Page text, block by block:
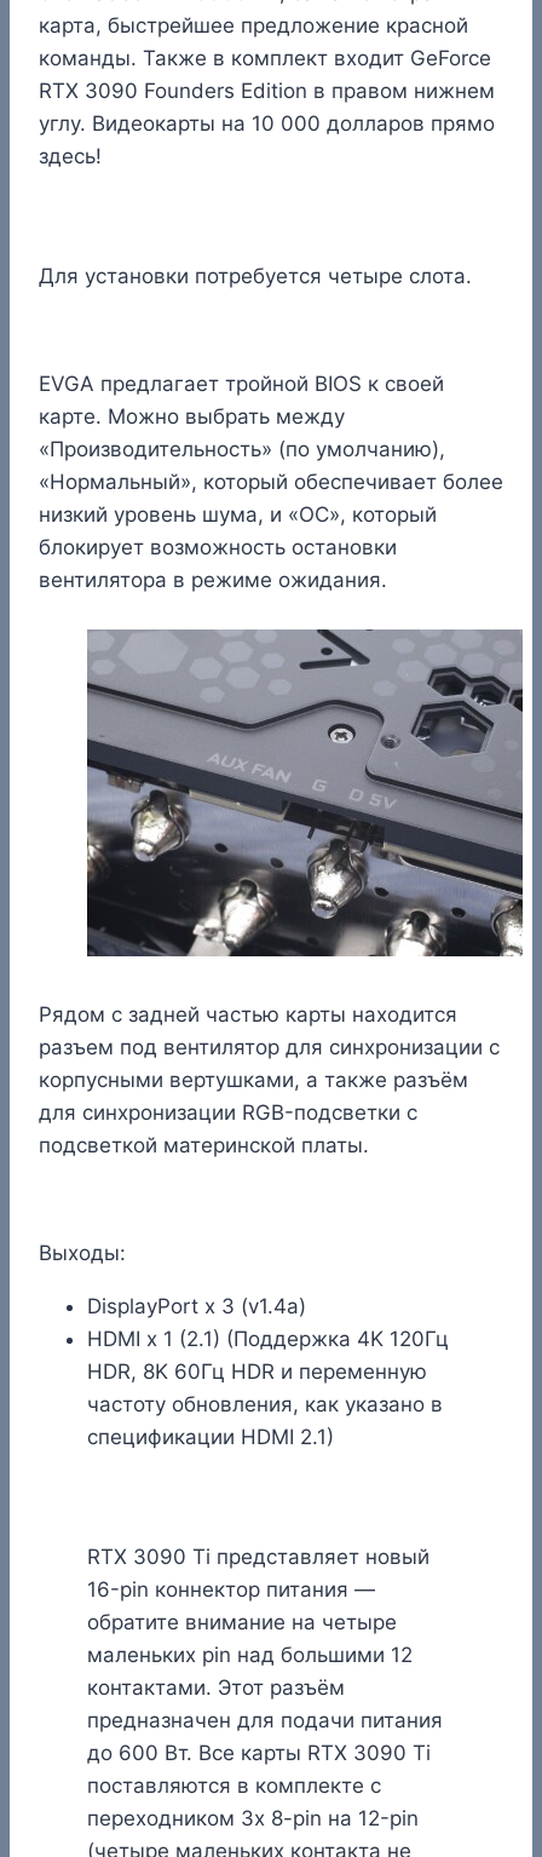
карта, быстрейшее предложение красной
команды. Также в комплект входит GeForce
RTX 3090 Founders Edition в правом нижнем
углу. Видеокарты на 10 000 долларов прямо
здесь!
Для установки потребуется четыре слота.
EVGA предлагает тройной BIOS к своей
карте. Можно выбрать между
«Производительность» (по умолчанию),
«Нормальный», который обеспечивает более
низкий уровень шума, и «OC», который
блокирует возможность остановки
вентилятора в режиме ожидания.
Рядом с задней частью карты находится
разъем под вентилятор для синхронизации с
корпусными вертушками, а также разъём
для синхронизации RGB-подсветки с
подсветкой материнской платы.
Выходы:
DisplayPort x 3 (v1.4a)
HDMI x 1 (2.1) (Поддержка 4K 120Гц
HDR, 8K 60Гц HDR и переменную
частоту обновления, как указано в
спецификации HDMI 2.1)
RTX 3090 Ti представляет новый
16-pin коннектор питания —
обратите внимание на четыре
маленьких pin над большими 12
контактами. Этот разъём
предназначен для подачи питания
до 600 Вт. Все карты RTX 3090 Ti
поставляются в комплекте с
переходником 3x 8-pin на 12-pin
(четыре маленьких контакта не